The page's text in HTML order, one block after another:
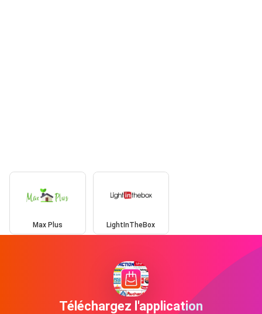
Max Plus LightInTheBox
Téléchargez l'application